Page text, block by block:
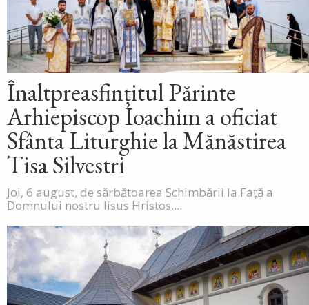
Înaltpreasfințitul Părinte
Arhiepiscop Ioachim a oficiat
Sfânta Liturghie la Mănăstirea
Tisa Silvestri
Joi, 6 august, de sărbătoarea Schimbării la Față a
Domnului nostru Iisus Hristos,...